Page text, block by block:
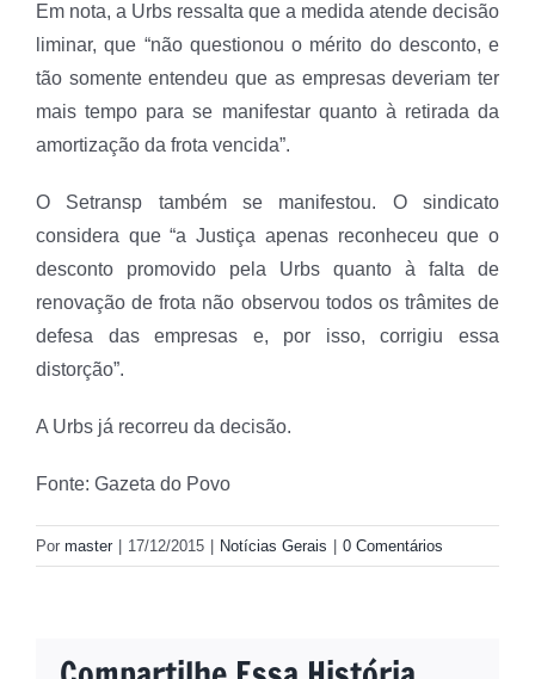
Em nota, a Urbs ressalta que a medida atende decisão
liminar, que “não questionou o mérito do desconto, e
tão somente entendeu que as empresas deveriam ter
mais tempo para se manifestar quanto à retirada da
amortização da frota vencida”.
O Setransp também se manifestou. O sindicato
considera que “a Justiça apenas reconheceu que o
desconto promovido pela Urbs quanto à falta de
renovação de frota não observou todos os trâmites de
defesa das empresas e, por isso, corrigiu essa
distorção”.
A Urbs já recorreu da decisão.
Fonte: Gazeta do Povo
Por master 17/12/2015 Notícias Gerais 0 Comentários